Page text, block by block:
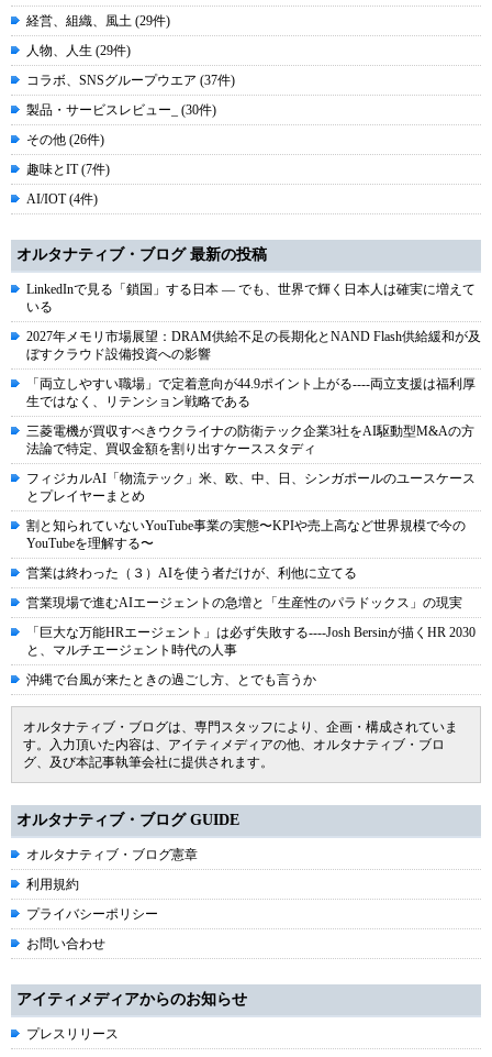
経営、組織、風土 (29件)
人物、人生 (29件)
コラボ、SNSグループウエア (37件)
製品・サービスレビュー_ (30件)
その他 (26件)
趣味とIT (7件)
AI/IOT (4件)
オルタナティブ・ブログ 最新の投稿
LinkedInで見る「鎖国」する日本 ― でも、世界で輝く日本人は確実に増えて
いる
2027年メモリ市場展望：DRAM供給不足の長期化とNAND Flash供給緩和が及
ぼすクラウド設備投資への影響
「両立しやすい職場」で定着意向が44.9ポイント上がる----両立支援は福利厚
生ではなく、リテンション戦略である
三菱電機が買収すべきウクライナの防衛テック企業3社をAI駆動型M&Aの方
法論で特定、買収金額を割り出すケーススタディ
フィジカルAI「物流テック」米、欧、中、日、シンガポールのユースケース
とプレイヤーまとめ
割と知られていないYouTube事業の実態〜KPIや売上高など世界規模で今の
YouTubeを理解する〜
営業は終わった（３）AIを使う者だけが、利他に立てる
営業現場で進むAIエージェントの急増と「生産性のパラドックス」の現実
「巨大な万能HRエージェント」は必ず失敗する----Josh Bersinが描くHR 2030
と、マルチエージェント時代の人事
沖縄で台風が来たときの過ごし方、とでも言うか
オルタナティブ・ブログは、専門スタッフにより、企画・構成されていま
す。入力頂いた内容は、アイティメディアの他、オルタナティブ・ブロ
グ、及び本記事執筆会社に提供されます。
オルタナティブ・ブログ GUIDE
オルタナティブ・ブログ憲章
利用規約
プライバシーポリシー
お問い合わせ
アイティメディアからのお知らせ
プレスリリース